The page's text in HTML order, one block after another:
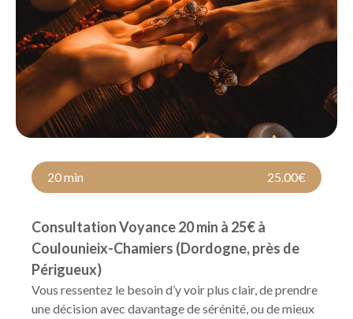
20 min 25.00€
Consultation Voyance 20 min à 25€ à
Coulounieix-Chamiers (Dordogne, près de
Périgueux)
Vous ressentez le besoin d’y voir plus clair, de prendre
une décision avec davantage de sérénité, ou de mieux